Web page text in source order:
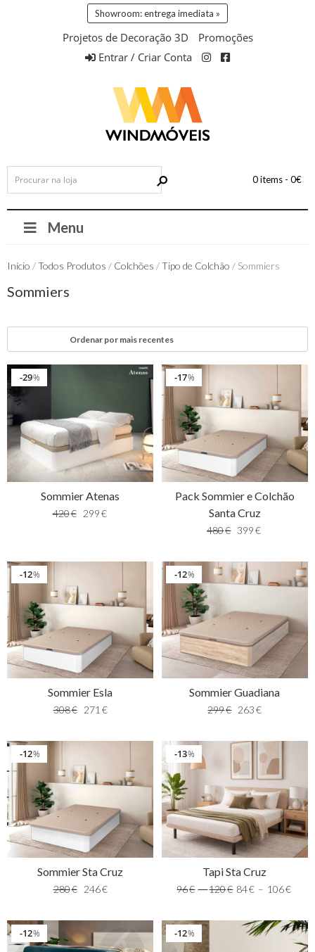
Showroom: entrega imediata »
Projetos de Decoração 3D
Promoções
Entrar / Criar Conta
0 items - 0€
Menu
Início /Todos Produtos / Colchões /Tipo de Colchão / Sommiers
Sommiers
%
29
Sommier Atenas
420€ 299€
%
17
Pack Sommier e Colchão
Santa Cruz
480€ 399 €
%
12
Sommier Esla
308€ 271 €
%
12
Sommier Guadiana
299€ 263 €
%
12
Sommier Sta Cruz
280€ 246€
%
13
Tapi Sta Cruz
96€ –120€ 84€ – 106€
%
12 %
12